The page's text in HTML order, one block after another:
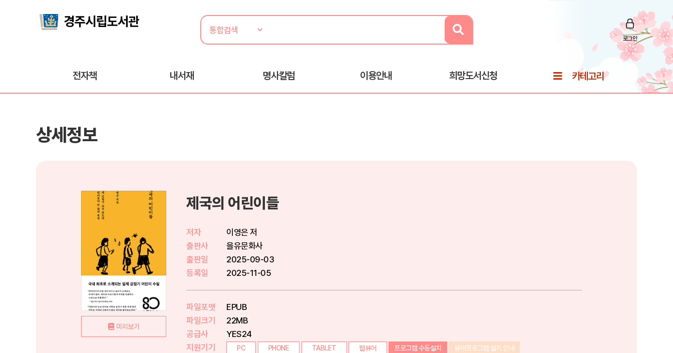
로그인
전자책 내서재 명사칼럼 이용안내 희망도서신청 카테고리
상세정보
미리보기
제국의 어린이들
저자
이영은 저
출판사
을유문화사
출판일
2025-09-03
등록일
2025-11-05
파일포맷
EPUB
파일크기
22MB
공급사
YES24
지원기기
PC PHONE TABLET 웹뷰어 프로그램 수동설치 뷰어프로그램 설치 안내